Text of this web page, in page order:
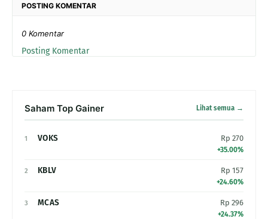
POSTING KOMENTAR
0 Komentar
Posting Komentar
Saham Top Gainer Lihat semua →
1 VOKS Rp 270
+35.00%
2 KBLV Rp 157
+24.60%
3 MCAS Rp 296
+24.37%